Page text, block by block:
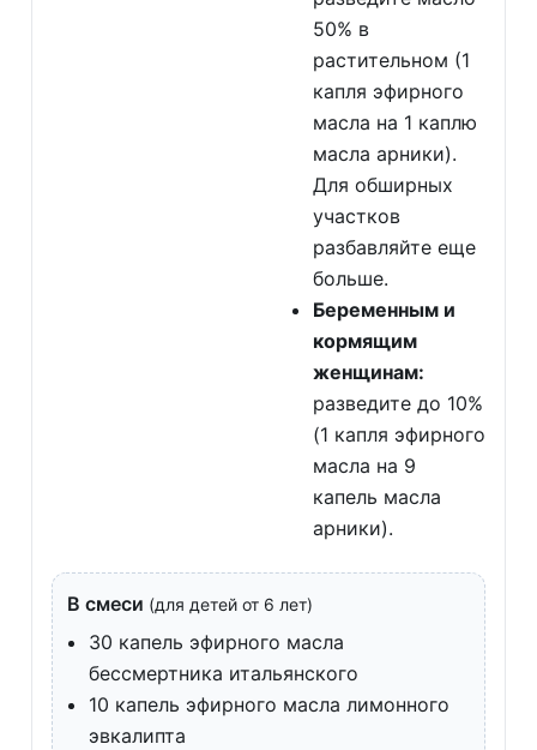
50% в
растительном (1
капля эфирного
масла на 1 каплю
масла арники).
Для обширных
участков
разбавляйте еще
больше.
Беременным и
кормящим
женщинам:
разведите до 10%
(1 капля эфирного
масла на 9
капель масла
арники).
В смеси (для детей от 6 лет)
30 капель эфирного масла
бессмертника итальянского
10 капель эфирного масла лимонного
эвкалипта